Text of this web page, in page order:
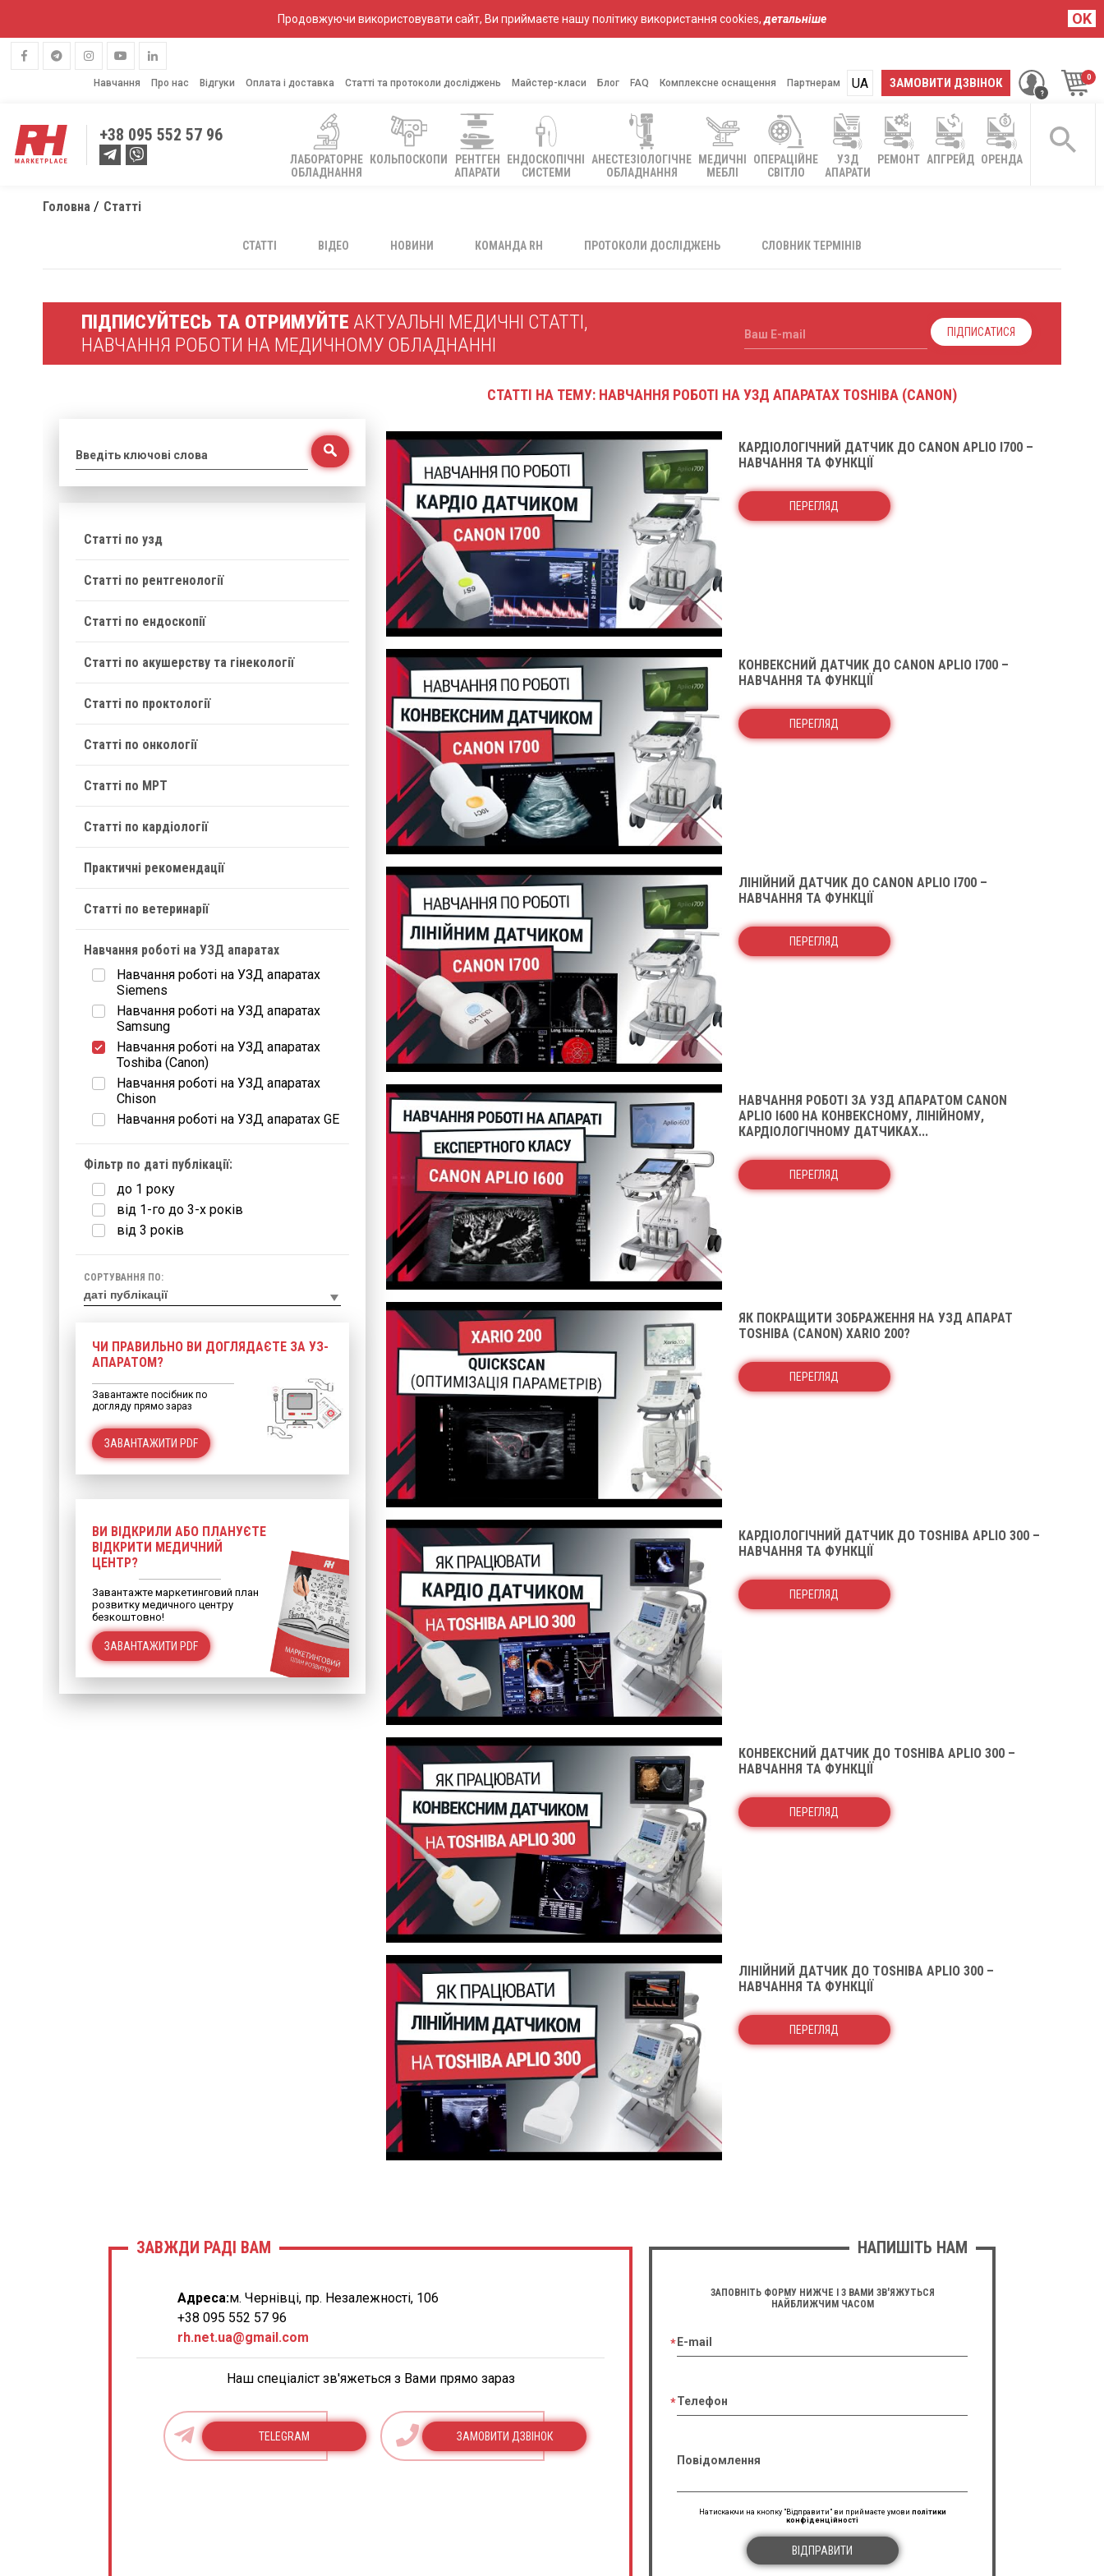
Продовжуючи використовувати сайт, Ви приймаєте нашу політику використання cookies,детальніше OK
Навчання Про нас Відгуки Оплата і доставка Статті та протоколи досліджень Майстер-класи Блог FAQ Комплексне оснащення Партнерам ЗАМОВИТИ ДЗВІНОК
UA
RU
+38 095 552 57 96
ЛАБОРАТОРНЕ
ОБЛАДНАННЯ
КОЛЬПОСКОПИ
РЕНТГЕН
АПАРАТИ
ЕНДОСКОПІЧНІ
СИСТЕМИ
АНЕСТЕЗІОЛОГІЧНЕ
ОБЛАДНАННЯ
МЕДИЧНІ
МЕБЛІ
ОПЕРАЦІЙНЕ
СВІТЛО
УЗД
АПАРАТИ
РЕМОНТ АПГРЕЙД ОРЕНДА
Головна Статті
СТАТТІ ВІДЕО НОВИНИ КОМАНДА RH ПРОТОКОЛИ ДОСЛІДЖЕНЬ СЛОВНИК ТЕРМІНІВ
ПІДПИСУЙТЕСЬ ТА ОТРИМУЙТЕ АКТУАЛЬНІ МЕДИЧНІ СТАТТІ,
НАВЧАННЯ РОБОТИ НА МЕДИЧНОМУ ОБЛАДНАННІ
Ваш E-mail ПІДПИСАТИСЯ
Введіть ключові слова
Статті по узд
Статті по рентгенології
Статті по ендоскопії
Статті по акушерству та гінекології
Статті по проктології
Статті по онкології
Статті по МРТ
Статті по кардіології
Практичні рекомендації
Статті по ветеринарії
Навчання роботі на УЗД апаратах
Навчання роботі на УЗД апаратах
Siemens
Навчання роботі на УЗД апаратах
Samsung
Навчання роботі на УЗД апаратах
Toshiba (Canon)
Навчання роботі на УЗД апаратах
Chison
Навчання роботі на УЗД апаратах GE
Фільтр по даті публікації:
до 1 року
від 1-го до 3-х років
від 3 років
СОРТУВАННЯ ПО:
ЧИ ПРАВИЛЬНО ВИ ДОГЛЯДАЄТЕ ЗА УЗ-
АПАРАТОМ?
Завантажте посібник по
догляду прямо зараз
ЗАВАНТАЖИТИ PDF
ВИ ВІДКРИЛИ АБО ПЛАНУЄТЕ
ВІДКРИТИ МЕДИЧНИЙ
ЦЕНТР?
Завантажте маркетинговий план
розвитку медичного центру
безкоштовно!
ЗАВАНТАЖИТИ PDF
СТАТТІ НА ТЕМУ: НАВЧАННЯ РОБОТІ НА УЗД АПАРАТАХ TOSHIBA (CANON)
КАРДІОЛОГІЧНИЙ ДАТЧИК ДО CANON APLIO I700 –
НАВЧАННЯ ТА ФУНКЦІЇ
ПЕРЕГЛЯД
КОНВЕКСНИЙ ДАТЧИК ДО CANON APLIO I700 –
НАВЧАННЯ ТА ФУНКЦІЇ
ПЕРЕГЛЯД
ЛІНІЙНИЙ ДАТЧИК ДО CANON APLIO I700 –
НАВЧАННЯ ТА ФУНКЦІЇ
ПЕРЕГЛЯД
НАВЧАННЯ РОБОТІ ЗА УЗД АПАРАТОМ CANON
APLIO I600 НА КОНВЕКСНОМУ, ЛІНІЙНОМУ,
КАРДІОЛОГІЧНОМУ ДАТЧИКАХ...
ПЕРЕГЛЯД
ЯК ПОКРАЩИТИ ЗОБРАЖЕННЯ НА УЗД АПАРАТ
TOSHIBA (CANON) XARIO 200?
ПЕРЕГЛЯД
КАРДІОЛОГІЧНИЙ ДАТЧИК ДО TOSHIBA APLIO 300 –
НАВЧАННЯ ТА ФУНКЦІЇ
ПЕРЕГЛЯД
КОНВЕКСНИЙ ДАТЧИК ДО TOSHIBA APLIO 300 –
НАВЧАННЯ ТА ФУНКЦІЇ
ПЕРЕГЛЯД
ЛІНІЙНИЙ ДАТЧИК ДО TOSHIBA APLIO 300 –
НАВЧАННЯ ТА ФУНКЦІЇ
ПЕРЕГЛЯД
НАПИШІТЬ НАМ
ЗАПОВНІТЬ ФОРМУ НИЖЧЕ І З ВАМИ ЗВ'ЯЖУТЬСЯ
НАЙБЛИЖЧИМ ЧАСОМ
E-mail
Телефон
Повідомлення
Натискаючи на кнопку "Відправити" ви приймаєте умови політики
конфіденційності
ВІДПРАВИТИ
ЗАВЖДИ РАДІ ВАМ
Адреса:м. Чернівці, пр. Незалежності, 106
+38 095 552 57 96
rh.net.ua@gmail.com
Наш спеціаліст зв'яжеться з Вами прямо зараз
TELEGRAM ЗАМОВИТИ ДЗВІНОК